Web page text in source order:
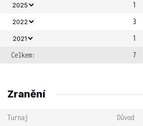
2025 1
2022 3
2021
1
Celkem:
7
Zranění
Turnaj
Důvod